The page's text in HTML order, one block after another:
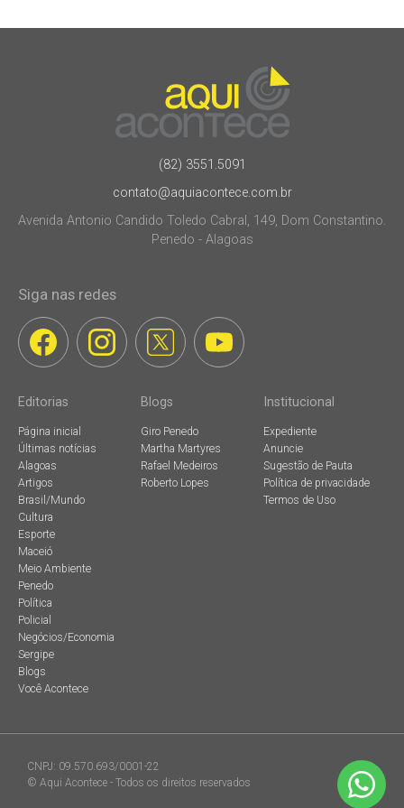
(82) 3551.5091
contato@aquiacontece.com.br
Avenida Antonio Candido Toledo Cabral, 149, Dom Constantino.
Penedo - Alagoas
Siga nas redes
Editorias
Página inicial
Últimas notícias
Alagoas
Artigos
Brasil/Mundo
Cultura
Esporte
Maceió
Meio Ambiente
Penedo
Política
Policial
Negócios/Economia
Sergipe
Blogs
Você Acontece
Blogs
Giro Penedo
Martha Martyres
Rafael Medeiros
Roberto Lopes
Institucional
Expediente
Anuncie
Sugestão de Pauta
Política de privacidade
Termos de Uso
CNPJ: 09.570.693/0001-22
© Aqui Acontece - Todos os direitos reservados